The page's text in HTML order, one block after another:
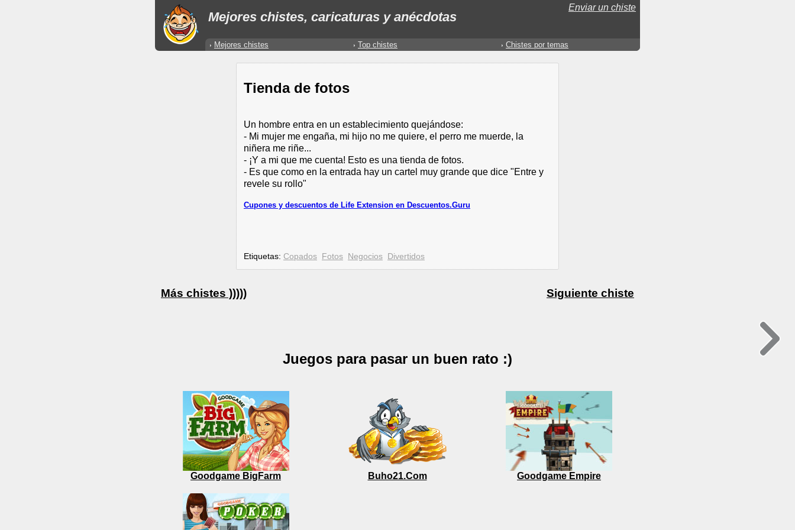
Mejores chistes, caricaturas y anécdotas
Enviar un chiste
Mejores chistes Top chistes Chistes por temas
Tienda de fotos
Un hombre entra en un establecimiento quejándose:
- Mi mujer me engaña, mi hijo no me quiere, el perro me muerde, la
niñera me riñe...
- ¡Y a mi que me cuenta! Esto es una tienda de fotos.
- Es que como en la entrada hay un cartel muy grande que dice "Entre y
revele su rollo"
Cupones y descuentos de Life Extension en Descuentos.Guru
Etiquetas: Copados Fotos Negocios Divertidos
Más chistes ))))) Siguiente chiste
Juegos para pasar un buen rato :)
Goodgame BigFarm Buho21.Com Goodgame Empire